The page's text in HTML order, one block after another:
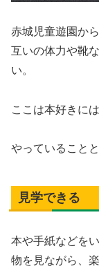
赤城児童遊園か
互いの体力や靴
い。
ここは本好きに
やっていること
見学できる
本や手紙などを
物を見ながら、